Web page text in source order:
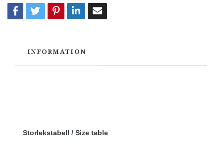
INFORMATION
Storlekstabell / Size table